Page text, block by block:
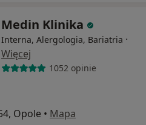
Medin Klinika
Interna, Alergologia, Bariatria ·
Więcej
1052 opinie
Opole • Mapa